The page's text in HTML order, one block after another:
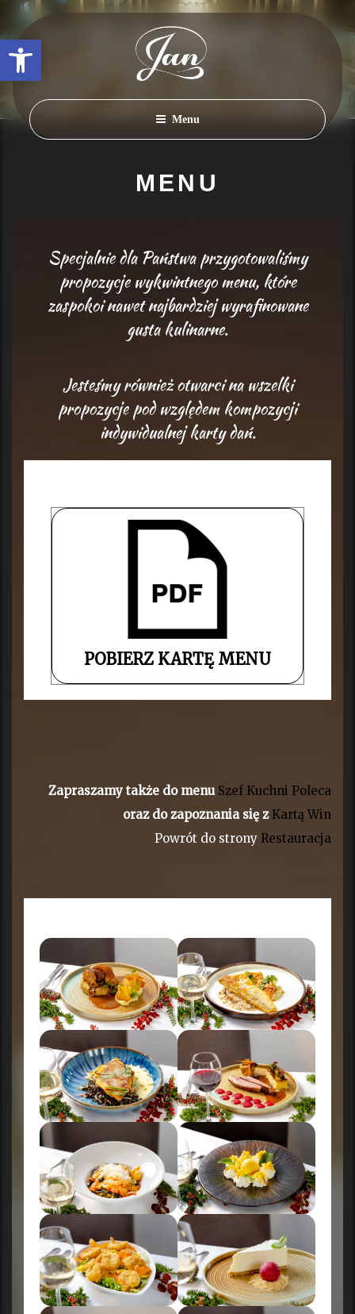
Przeskocz
treści
Menu
MENU
Specjalnie dla Państwa przygotowaliśmy
propozycje wykwintnego menu, które
zaspokoi nawet najbardziej wyrafinowane
gusta kulinarne.
Jesteśmy również otwarci na wszelki
propozycje pod względem kompozycji
indywidualnej karty dań.
POBIERZ KARTĘ MENU
Zapraszamy także do menu Szef Kuchni Poleca
oraz do zapoznania się z Kartą Win
Powrót do strony Restauracja
Otwórz pasek narzędzi